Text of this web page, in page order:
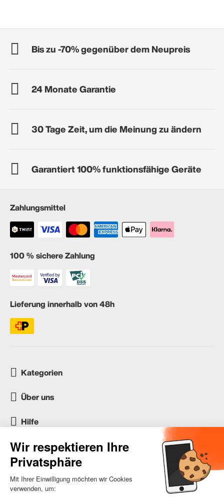
Bis zu -70% gegenüber dem Neupreis
24 Monate Garantie
30 Tage Zeit, um die Meinung zu ändern
Garantiert 100% funktionsfähige Geräte
Zahlungsmittel
100 % sichere Zahlung
Lieferung innerhalb von 48h
Kategorien
Über uns
Hilfe
Kundenservice
occasion.migros.mobile@recommerce.com
Montag-Freitag 08:00-17:00